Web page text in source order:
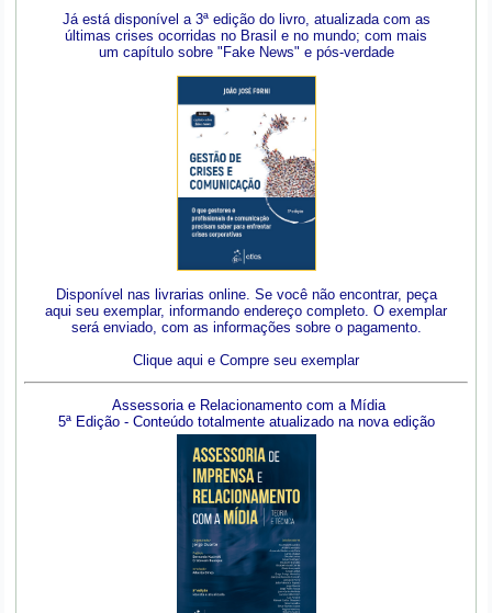
Já está disponível a 3ª edição do livro, atualizada com as
últimas crises ocorridas no Brasil e no mundo; com mais
um capítulo sobre "Fake News" e pós-verdade
Disponível nas livrarias online. Se você não encontrar, peça
aqui seu exemplar, informando endereço completo. O exemplar
será enviado, com as informações sobre o pagamento.
Clique aqui e Compre seu exemplar
Assessoria e Relacionamento com a Mídia
5ª Edição - Conteúdo totalmente atualizado na nova edição